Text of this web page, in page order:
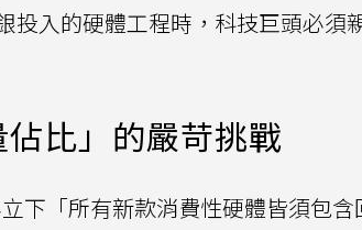
投入的硬體工程時，科技巨頭必須
比」的嚴苛挑戰
下「所有新款消費性硬體皆須包含